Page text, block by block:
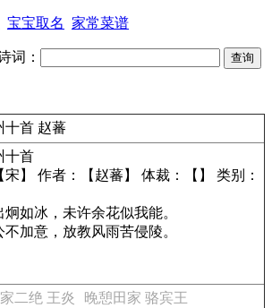
宝宝取名 家常菜谱
词：
十首 赵蕃
十首
宋】 作者：【赵蕃】 体裁：【】 类别：
如冰，未许余花似我能。
不加意，放教风雨苦侵陵。
二绝 王炎
晚憩田家 骆宾王